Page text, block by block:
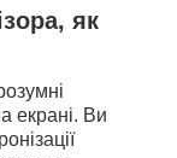
як
екрані. Ви